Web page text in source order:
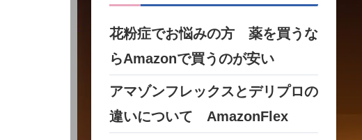
花粉症でお悩みの方 薬を買うな
らAmazonで買うのが安い
アマゾンフレックスとデリプロの
違いについて AmazonFlex